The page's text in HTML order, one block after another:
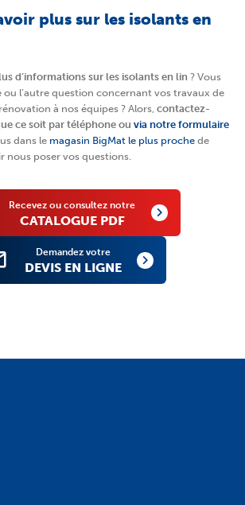
plus sur les isolants en
d’informations sur les isolants en lin ? Vous
ou l’autre question concernant vos travaux de
à nos équipes ? Alors, contactez-
ce soit par téléphone ou via notre formulaire
dans le magasin BigMat le plus proche de
nous poser vos questions.
Recevez ou consultez notre
CATALOGUE PDF
Demandez votre
DEVIS EN LIGNE